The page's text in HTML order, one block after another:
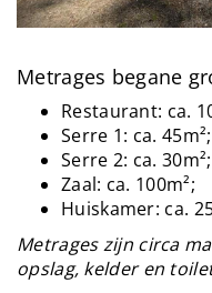
Metrages begane
Restaurant: ca.
Serre 1: ca. 45m²;
Serre 2: ca. 30m²;
Zaal: ca. 100m²;
Huiskamer: ca.
Metrages zijn circa
opslag, kelder en